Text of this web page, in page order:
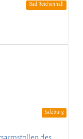
Bad Reichenhall
Salzburg